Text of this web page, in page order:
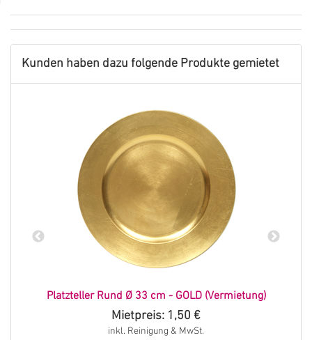
Kunden haben dazu folgende Produkte gemietet
Platzteller Rund Ø 33 cm - GOLD (Vermietung)
Mietpreis: 1,50 €
inkl. Reinigung & MwSt.